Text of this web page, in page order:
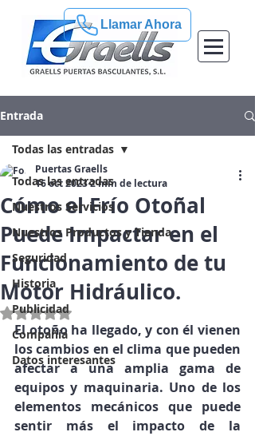
Llamar Ahora
Entrada
Todas las entradas
Nuestros Servicios
Nuestros Productos y Tienda
Seguridad
Historia
Publicidad
Compañía
Datos interesantes
Todas las entradas
Cómo el Frío Otoñal
Puede Impactar en el
Funcionamiento de tu
Motor Hidráulico.
Puertas Graells
16 oct 20232 min de lectura
Obtuvo NaN de 5 estrellas.
El otoño ha llegado, y con él vienen
los cambios en el clima que pueden
afectar a una amplia gama de
equipos y maquinaria. Uno de los
elementos mecánicos que puede
sentir más el impacto de la